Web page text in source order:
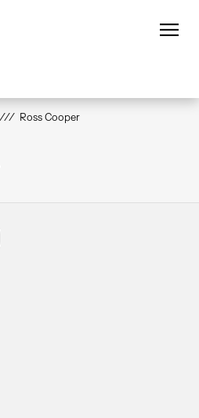
Ross Cooper